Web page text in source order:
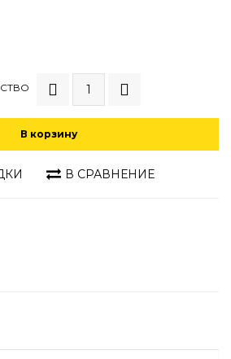
В корзину
В СРАВНЕНИЕ